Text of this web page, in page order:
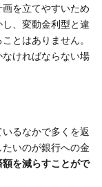
を立てやすいため
、変動金利型と違
とはありません。
ければならない場
るなかで多くを返
いのが銀行への金
を減らすことがで